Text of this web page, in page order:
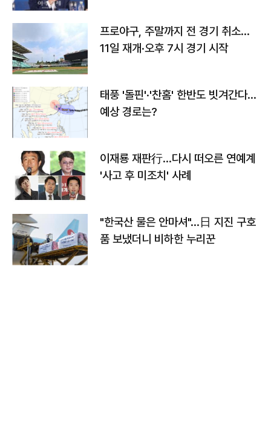
프로야구, 주말까지 전 경기 취소…
11일 재개·오후 7시 경기 시작
태풍 '돌핀'·'찬홈' 한반도 빗겨간다…
예상 경로는?
이재룡 재판行…다시 떠오른 연예계
'사고 후 미조치' 사례
"한국산 물은 안마셔"…日 지진 구호
품 보냈더니 비하한 누리꾼